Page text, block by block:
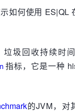
如何使用 ES|QL
圾回收持续时
指标，它是一种
的JVM，对